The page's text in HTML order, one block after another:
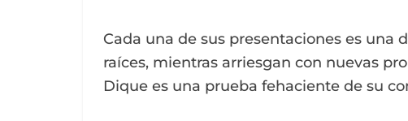
Cada una de sus presentaciones es una
raíces, mientras arriesgan con nuevas
Dique es una prueba fehaciente de su